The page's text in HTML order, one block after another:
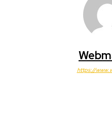
https://